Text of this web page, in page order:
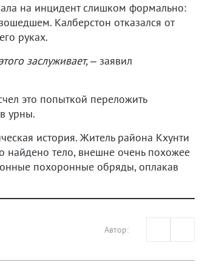
на инцидент слишком формально:
Калберстон отказался от
руках.
заслуживает,– заявил
это попыткой переложить
урны.
история. Житель района Кхунти
тело, внешне очень похожее
похоронные обряды, оплакав
Автор: